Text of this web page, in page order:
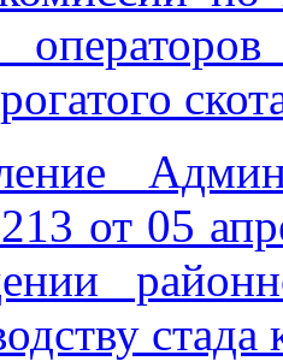
от 05
стада